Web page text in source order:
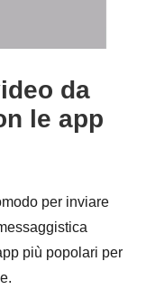
da
le app
per inviare
più popolari per